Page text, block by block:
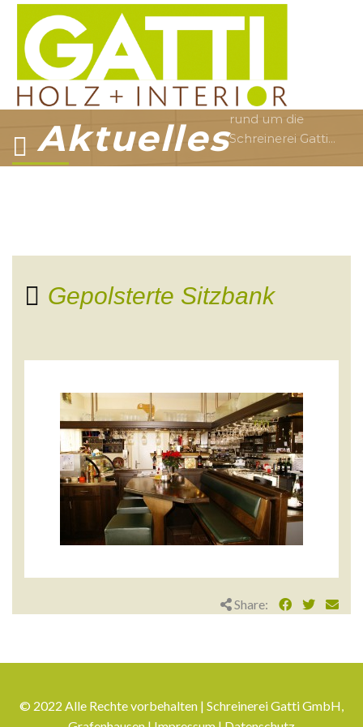
Aktuellesrund um die
Schreinerei Gatti...
Gepolsterte Sitzbank
Share:
© 2022 Alle Rechte vorbehalten | Schreinerei Gatti GmbH,